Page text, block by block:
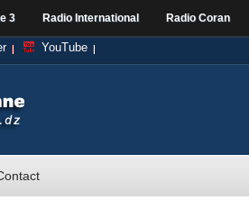
3 Radio International Radio Coran
YouTube